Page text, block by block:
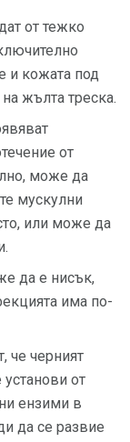
от тежко
и кожата под
жълта треска.
от
може да
мускулни
или може да
да е нисък,
има по-
че черният
от
ензими в
да се развие